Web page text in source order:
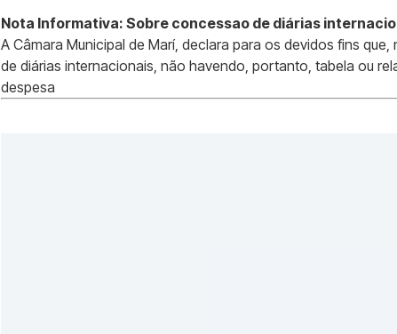
Nota Informativa: Sobre concessao de diárias
A Câmara Municipal de Marí, declara para os devidos fins
de diárias internacionais, não havendo, portanto, tabela ou
despesa